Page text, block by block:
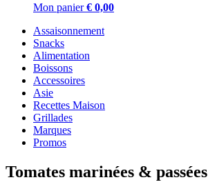
Mon panier € 0,00
Assaisonnement
Snacks
Alimentation
Boissons
Accessoires
Asie
Recettes Maison
Grillades
Marques
Promos
Tomates marinées & passées